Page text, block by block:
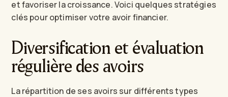
et favoriser la croissance. Voici quelques stratégies
clés pour optimiser votre avoir financier.
Diversification et évaluation
régulière des avoirs
La répartition de ses avoirs sur différents types